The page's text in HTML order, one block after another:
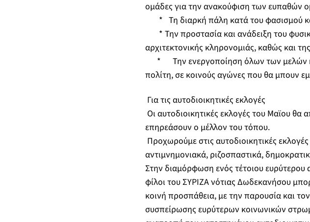
ομάδες για την ανακούφιση των ευπαθών
* Τη διαρκή πάλη κατά του φασισμού
* Την προστασία και ανάδειξη του
αρχιτεκτονικής κληρονομιάς, καθώς και
* Την ενεργοποίηση όλων των μελών
πολίτη, σε κοινούς αγώνες που θα μπουν
Για τις αυτοδιοικητικές εκλογές
Οι αυτοδιοικητικές εκλογές του Μαϊου
επηρεάσουν ο μέλλον του τόπου.
Προχωρούμε στις αυτοδιοικητικές
αντιμνημονιακά, ριζοσπαστικά,
Στην διαμόρφωση ενός τέτοιου ευρύτερου
φίλοι του ΣΥΡΙΖΑ νότιας Δωδεκανήσου
κοινή προσπάθεια, με την παρουσία και
συσπείρωσης ευρύτερων κοινωνικών